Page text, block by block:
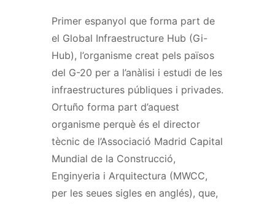
Primer espanyol que forma part de
el Global Infraestructure Hub (Gi-
Hub), l’organisme creat pels països
del G-20 per a l’anàlisi i estudi de les
infraestructures públiques i privades.
Ortuño forma part d’aquest
organisme perquè és el director
tècnic de l’Associació Madrid Capital
Mundial de la Construcció,
Enginyeria i Arquitectura (MWCC,
per les seues sigles en anglés), que,